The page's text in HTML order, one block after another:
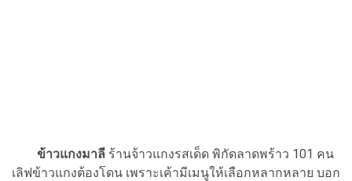
ข้าวแกงมาลี ร้านจ้าวแกงรสเด็ด พิกัดลาดพร้าว 101 คน
เลิฟข้าวแกงต้องโดน เพราะเค้ามีเมนูให้เลือกหลากหลาย บอก